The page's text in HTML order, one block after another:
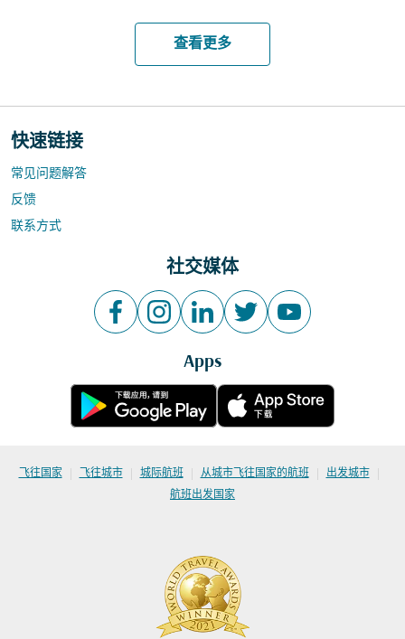
查看更多
快速链接
常见问题解答
反馈
联系方式
社交媒体
Apps
飞往国家 | 飞往城市 | 城际航班 | 从城市飞往国家的航班 | 出发城市 |
航班出发国家